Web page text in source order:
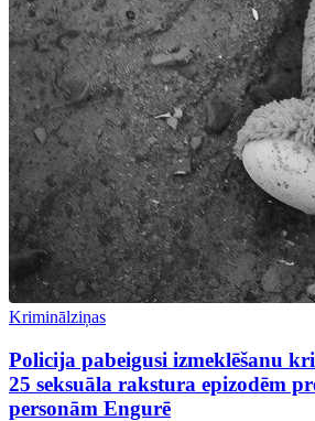
Kriminālziņas
Policija pabeigusi izmeklēšanu
25 seksuāla rakstura epizodēm
personām Engurē